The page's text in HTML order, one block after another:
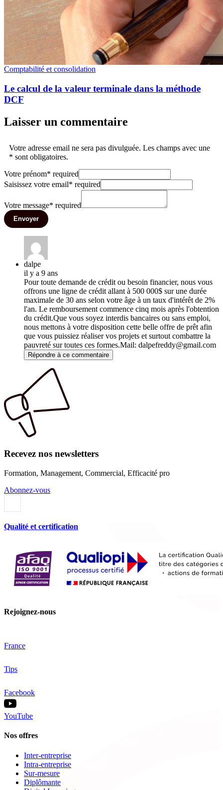
Comptabilité et consolidation
Le calcul de la valeur terminale dans la méthode
DCF
Laisser un commentaire
Votre adresse email ne sera pas divulguée. Les champs avec une
* sont obligatoires.
Votre prénom* required
Saisissez votre email* required
Votre message* required
Envoyer
dalpe
il y a 9 ans
Pour toute demande de crédit ou besoin financier, nous vous
offrons une ligne de crédit allant à 500 000$ sur une durée
maximale de 30 ans selon votre âge à un taux d'intérêt de 2%
l'an. Le remboursement commence cinq mois après l'obtention
du crédit.Que vous soyez interdis bancaires ou sans emploi,
nous mettons à votre disposition cette belle offre de prêt afin
que vous puissiez réaliser vos projets et surtout combattre la
pauvreté sur toutes ces formes.Mail: dalpefreddy@gmail.com
Répondre à ce commentaire
Recevez nos newsletters
Formation, Management, Commercial, Efficacité pro
Abonnez-vous
Qualité et certification
Rejoignez-nous
France
Tips
Facebook
YouTube
Nos offres
Inter-entreprise
Intra-entreprise
Sur-mesure
Diplômante